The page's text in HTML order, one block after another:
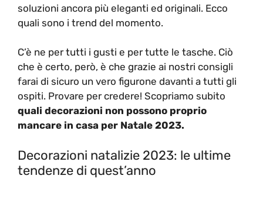
soluzioni ancora più eleganti ed originali. Ecco
quali sono i trend del momento.
C’è ne per tutti i gusti e per tutte le tasche. Ciò
che è certo, però, è che grazie ai nostri consigli
farai di sicuro un vero figurone davanti a tutti gli
ospiti. Provare per credere! Scopriamo subito
quali decorazioni non possono proprio
mancare in casa per Natale 2023.
Decorazioni natalizie 2023: le ultime
tendenze di quest’anno